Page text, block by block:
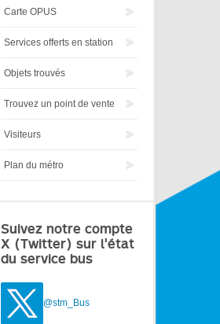
Carte OPUS
Services offerts en station
Objets trouvés
Trouvez un point de vente
Visiteurs
Plan du métro
Suivez notre compte
X (Twitter) sur l'état
du service bus
@stm_Bus